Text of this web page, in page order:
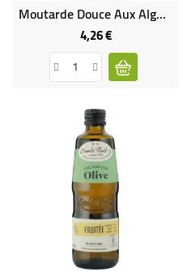
Moutarde Douce Aux Algues
4,26 €Prix